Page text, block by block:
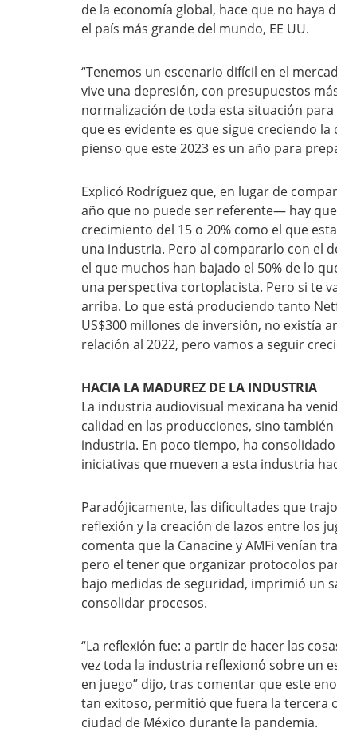
de la economía global, hace que no
el país más grande del mundo, EE UU.
“Tenemos un escenario difícil en el
vive una depresión, con presupuestos
normalización de toda esta situación
que es evidente es que sigue creciendo
pienso que este 2023 es un año para
Explicó Rodríguez que, en lugar de
año que no puede ser referente— hay
crecimiento del 15 o 20% como el que
una industria. Pero al compararlo con el
el que muchos han bajado el 50% de lo
una perspectiva cortoplacista. Pero si te
arriba. Lo que está produciendo tanto
US$300 millones de inversión, no existía
relación al 2022, pero vamos a seguir
HACIA LA MADUREZ DE LA INDUSTRIA
La industria audiovisual mexicana ha
calidad en las producciones, sino
industria. En poco tiempo, ha
iniciativas que mueven a esta industria
Paradójicamente, las dificultades que
reflexión y la creación de lazos entre los
comenta que la Canacine y AMFi venían
pero el tener que organizar protocolos
bajo medidas de seguridad, imprimió un
consolidar procesos.
“La reflexión fue: a partir de hacer las
vez toda la industria reflexionó sobre un
en juego” dijo, tras comentar que este
tan exitoso, permitió que fuera la tercera
ciudad de México durante la pandemia.